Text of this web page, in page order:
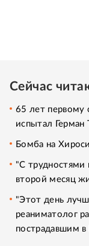
Сейчас
65 лет первому
испытал Герман
Бомба на
"С трудностями
второй месяц
"Этот день
реаниматолог
пострадавшим